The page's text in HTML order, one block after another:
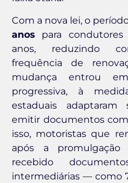
Com a nova lei, o
anos para
anos, reduzindo
frequência de
mudança entrou
progressiva, à
estaduais adaptaram
emitir documentos com
isso, motoristas que
após a
recebido
intermediárias — como